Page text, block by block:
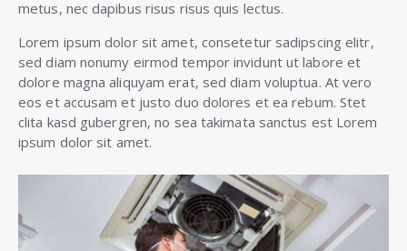
metus, nec dapibus risus risus quis lectus.
Lorem ipsum dolor sit amet, consetetur sadipscing elitr,
sed diam nonumy eirmod tempor invidunt ut labore et
dolore magna aliquyam erat, sed diam voluptua. At vero
eos et accusam et justo duo dolores et ea rebum. Stet
clita kasd gubergren, no sea takimata sanctus est Lorem
ipsum dolor sit amet.